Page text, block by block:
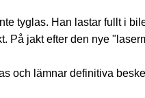
tyglas. Han lastar fullt i
På jakt efter den nye
och lämnar definitiva